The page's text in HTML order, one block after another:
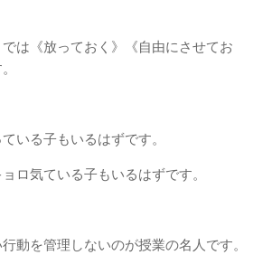
は《放っておく》《自由にさせてお
いる子もいるはずです。
ロ気ている子もいるはずです。
動を管理しないのが授業の名人です。